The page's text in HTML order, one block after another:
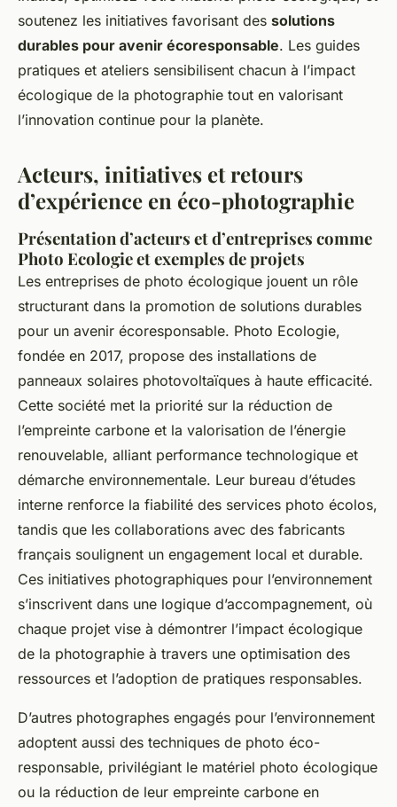
soutenez les initiatives favorisant des solutions
durables pour avenir écoresponsable. Les guides
pratiques et ateliers sensibilisent chacun à l’impact
écologique de la photographie tout en valorisant
l’innovation continue pour la planète.
Acteurs, initiatives et retours
d’expérience en éco-photographie
Présentation d’acteurs et d’entreprises comme
Photo Ecologie et exemples de projets
Les entreprises de photo écologique jouent un rôle
structurant dans la promotion de solutions durables
pour un avenir écoresponsable. Photo Ecologie,
fondée en 2017, propose des installations de
panneaux solaires photovoltaïques à haute efficacité.
Cette société met la priorité sur la réduction de
l’empreinte carbone et la valorisation de l’énergie
renouvelable, alliant performance technologique et
démarche environnementale. Leur bureau d’études
interne renforce la fiabilité des services photo écolos,
tandis que les collaborations avec des fabricants
français soulignent un engagement local et durable.
Ces initiatives photographiques pour l’environnement
s’inscrivent dans une logique d’accompagnement, où
chaque projet vise à démontrer l’impact écologique
de la photographie à travers une optimisation des
ressources et l’adoption de pratiques responsables.
D’autres photographes engagés pour l’environnement
adoptent aussi des techniques de photo éco-
responsable, privilégiant le matériel photo écologique
ou la réduction de leur empreinte carbone en